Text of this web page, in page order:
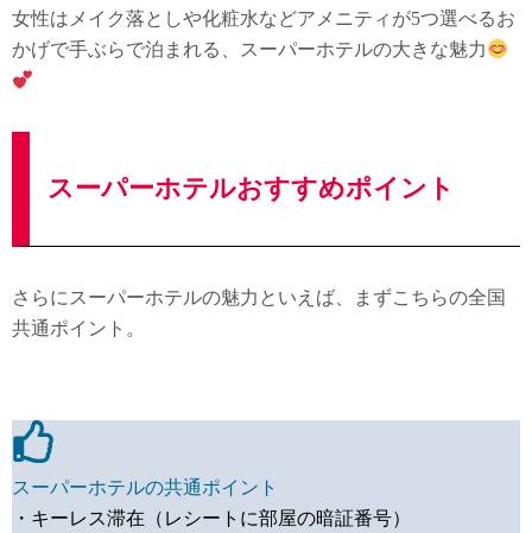
女性はメイク落としや化粧水などアメニティが5つ選べるお
かげで手ぶらで泊まれる、スーパーホテルの大きな魅力
スーパーホテルおすすめポイント
さらにスーパーホテルの魅力といえば、まずこちらの全国
共通ポイント。
スーパーホテルの共通ポイント
・キーレス滞在（レシートに部屋の暗証番号）